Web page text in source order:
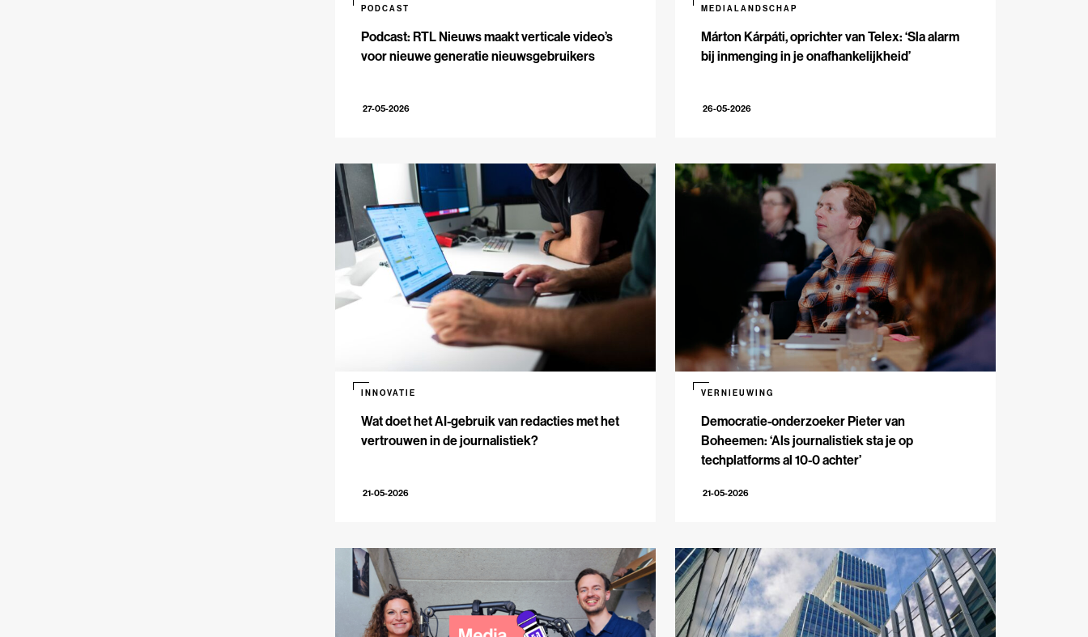
Podcast: RTL Nieuws maakt verticale video’s
voor nieuwe generatie nieuwsgebruikers
PODCAST
27-05-2026
Márton Kárpáti, oprichter van Telex: ‘Sla alarm
bij inmenging in je onafhankelijkheid’
MEDIALANDSCHAP
26-05-2026
Wat doet het AI-gebruik van redacties met het
vertrouwen in de journalistiek?
INNOVATIE
21-05-2026
Democratie-onderzoeker Pieter van
Boheemen: ‘Als journalistiek sta je op
techplatforms al 10-0 achter’
VERNIEUWING
21-05-2026